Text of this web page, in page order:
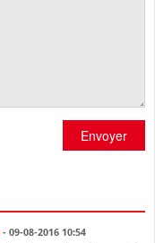
Envoyer
- 09-08-2016 10:54